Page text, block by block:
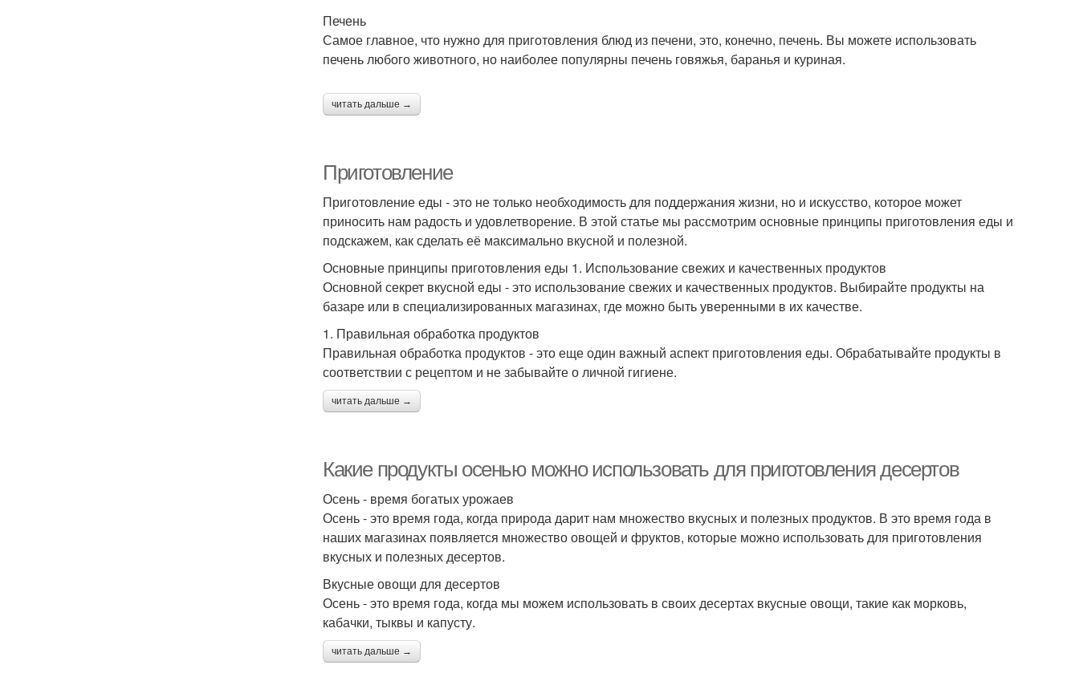
Печень
Самое главное, что нужно для приготовления блюд из печени, это, конечно, печень. Вы можете использовать
печень любого животного, но наиболее популярны печень говяжья, баранья и куриная.
читать дальше →
Приготовление
Приготовление еды - это не только необходимость для поддержания жизни, но и искусство, которое может
приносить нам радость и удовлетворение. В этой статье мы рассмотрим основные принципы приготовления еды и
подскажем, как сделать её максимально вкусной и полезной.
Основные принципы приготовления еды 1. Использование свежих и качественных продуктов
Основной секрет вкусной еды - это использование свежих и качественных продуктов. Выбирайте продукты на
базаре или в специализированных магазинах, где можно быть уверенными в их качестве.
1. Правильная обработка продуктов
Правильная обработка продуктов - это еще один важный аспект приготовления еды. Обрабатывайте продукты в
соответствии с рецептом и не забывайте о личной гигиене.
читать дальше →
Какие продукты осенью можно использовать для приготовления десертов
Осень - время богатых урожаев
Осень - это время года, когда природа дарит нам множество вкусных и полезных продуктов. В это время года в
наших магазинах появляется множество овощей и фруктов, которые можно использовать для приготовления
вкусных и полезных десертов.
Вкусные овощи для десертов
Осень - это время года, когда мы можем использовать в своих десертах вкусные овощи, такие как морковь,
кабачки, тыквы и капусту.
читать дальше →